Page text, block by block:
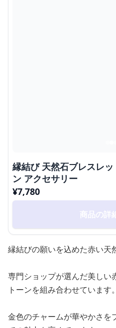
縁結び 天然石ブレスレ
ン アクセサリー
¥7,780
商品の詳
縁結びの願いを込めた赤い天
専門ショップが選んだ美しい
トーンを組み合わせています。
金色のチャームが華やかさを